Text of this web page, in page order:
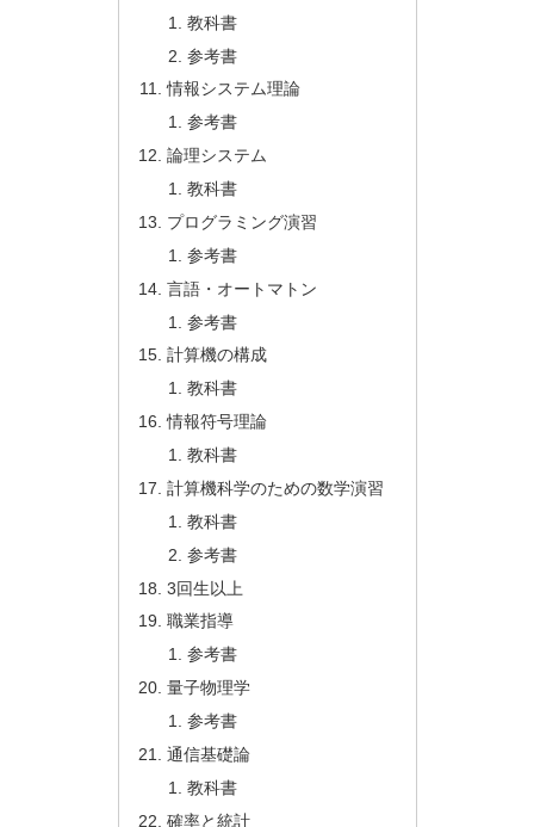
教科書
参考書
情報システム理論
参考書
論理システム
教科書
プログラミング演習
参考書
言語・オートマトン
参考書
計算機の構成
教科書
情報符号理論
教科書
計算機科学のための数学演習
教科書
参考書
3回生以上
職業指導
参考書
量子物理学
参考書
通信基礎論
教科書
確率と統計